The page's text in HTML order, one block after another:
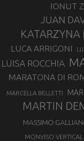
IONUT
JUAN
LUCA ARRIGONI
LUISA ROCCHIA
MARATONA DI
MARCELLA BELLETTI
MARTIN
MASSIMO
MONVISO VERTICAL